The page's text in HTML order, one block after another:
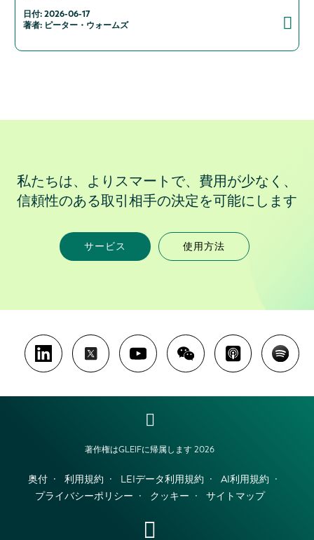
日付: 2026-06-17
著者: ピーター・ウォームズ
私たちは、よりスマートで、費用が少なく、
信頼性のある取引相手の決定を可能にします
サービス 使用方法
著作権はGLEIFに帰属します 2026
奥付 利用規約 LEIデータ利用規約
AI利用規約
プライバシーポリシー
クッキー サイトマップ